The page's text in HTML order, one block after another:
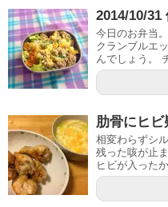
2014/10/31
今日のお弁当
クランブルエ
んでしょう。
肋骨にヒビ
相変わらずシ
残った咳が止
ヒビが入った